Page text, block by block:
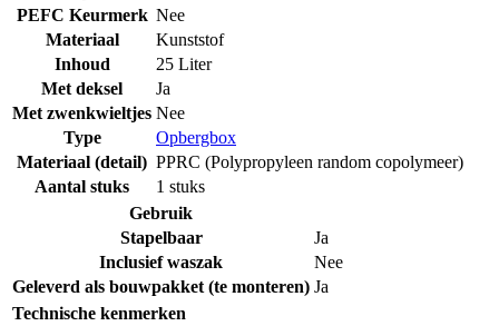
PEFC Keurmerk Nee
Materiaal
Kunststof
Inhoud
25 Liter
Met deksel
Ja
Met zwenkwieltjes Nee
Type
Opbergbox
Materiaal (detail) PPRC (Polypropyleen random copolymeer)
Aantal stuks
1 stuks
Gebruik
Stapelbaar
Ja
Inclusief waszak
Nee
Geleverd als bouwpakket (te monteren) Ja
Technische kenmerken